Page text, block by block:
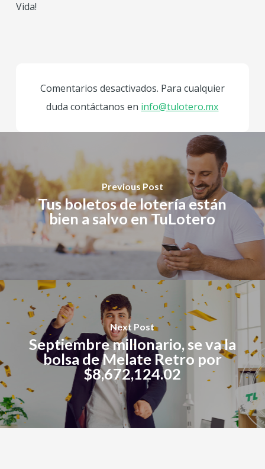
Vida!
Comentarios desactivados. Para cualquier
duda contáctanos en info@tulotero.mx
Previous Post
Tus boletos de lotería están
bien a salvo en TuLotero
Next Post
Septiembre millonario, se va la
bolsa de Melate Retro por
$8,672,124.02